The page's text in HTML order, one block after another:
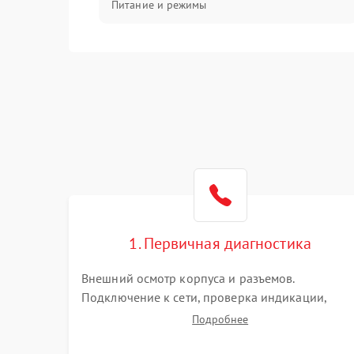
Питание и режимы
1. Первичная диагностика
Внешний осмотр корпуса и разъемов.
Подключение к сети, проверка индикации,
звуковых сигналов и кодов ошибок. Измерение
Подробнее